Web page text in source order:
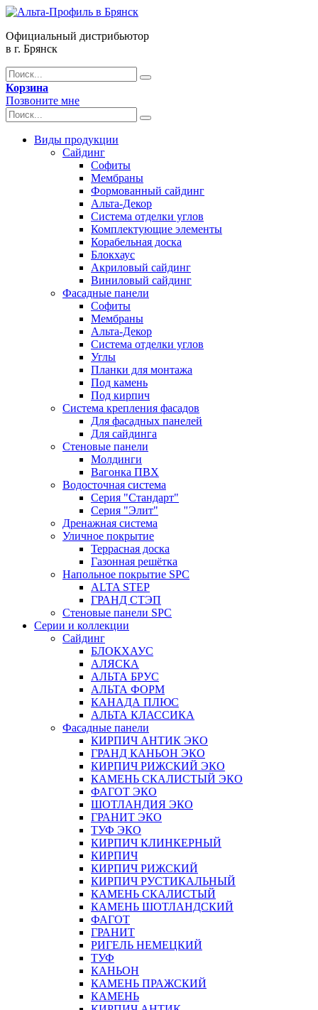
Официальный дистрибьютор
в г. Брянск
Корзина
Позвоните мне
Виды продукции
Сайдинг
Софиты
Мембраны
Формованный сайдинг
Альта-Декор
Система отделки углов
Комплектующие элементы
Корабельная доска
Блокхаус
Акриловый сайдинг
Виниловый сайдинг
Фасадные панели
Софиты
Мембраны
Альта-Декор
Система отделки углов
Углы
Планки для монтажа
Под камень
Под кирпич
Система крепления фасадов
Для фасадных панелей
Для сайдинга
Стеновые панели
Молдинги
Вагонка ПВХ
Водосточная система
Серия "Стандарт"
Серия "Элит"
Дренажная система
Уличное покрытие
Террасная доска
Газонная решётка
Напольное покрытие SPC
ALTA STEP
ГРАНД СТЭП
Стеновые панели SPC
Серии и коллекции
Сайдинг
БЛОКХАУС
АЛЯСКА
АЛЬТА БРУС
АЛЬТА ФОРМ
КАНАДА ПЛЮС
АЛЬТА КЛАССИКА
Фасадные панели
КИРПИЧ АНТИК ЭКО
ГРАНД КАНЬОН ЭКО
КИРПИЧ РИЖСКИЙ ЭКО
КАМЕНЬ СКАЛИСТЫЙ ЭКО
ФАГОТ ЭКО
ШОТЛАНДИЯ ЭКО
ГРАНИТ ЭКО
ТУФ ЭКО
КИРПИЧ КЛИНКЕРНЫЙ
КИРПИЧ
КИРПИЧ РИЖСКИЙ
КИРПИЧ РУСТИКАЛЬНЫЙ
КАМЕНЬ СКАЛИСТЫЙ
КАМЕНЬ ШОТЛАНДСКИЙ
ФАГОТ
ГРАНИТ
РИГЕЛЬ НЕМЕЦКИЙ
ТУФ
КАНЬОН
КАМЕНЬ ПРАЖСКИЙ
КАМЕНЬ